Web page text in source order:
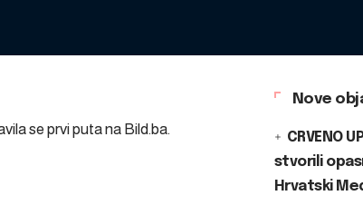
se prvi puta na Bild.ba.
Nove
CRVENO
stvorili
Hrvatski